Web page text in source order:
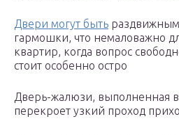
Двери могут быть
гармошки, что немаловажно
квартир, когда вопрос
стоит особенно остро
Дверь-жалюзи, выполненная
перекроет узкий проход